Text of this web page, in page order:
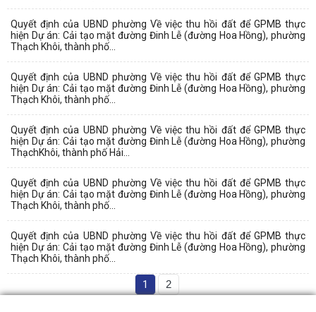
Quyết định của UBND phường Về việc thu hồi đất để GPMB thực
hiện Dự án: Cải tạo mặt đường Đinh Lễ (đường Hoa Hồng), phường
Thạch Khôi, thành phố...
Quyết định của UBND phường Về việc thu hồi đất để GPMB thực
hiện Dự án: Cải tạo mặt đường Đinh Lễ (đường Hoa Hồng), phường
Thạch Khôi, thành phố...
Quyết định của UBND phường Về việc thu hồi đất để GPMB thực
hiện Dự án: Cải tạo mặt đường Đinh Lễ (đường Hoa Hồng), phường
ThạchKhôi, thành phố Hải...
Quyết định của UBND phường Về việc thu hồi đất để GPMB thực
hiện Dự án: Cải tạo mặt đường Đinh Lễ (đường Hoa Hồng), phường
Thạch Khôi, thành phố...
Quyết định của UBND phường Về việc thu hồi đất để GPMB thực
hiện Dự án: Cải tạo mặt đường Đinh Lễ (đường Hoa Hồng), phường
Thạch Khôi, thành phố...
1 2